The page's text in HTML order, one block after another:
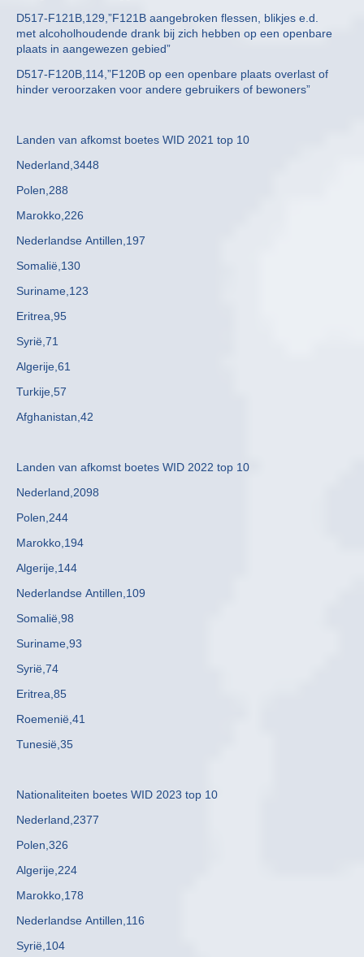
D517-F121B,129,”F121B aangebroken flessen, blikjes e.d.
met alcoholhoudende drank bij zich hebben op een openbare
plaats in aangewezen gebied”
D517-F120B,114,”F120B op een openbare plaats overlast of
hinder veroorzaken voor andere gebruikers of bewoners”
Landen van afkomst boetes WID 2021 top 10
Nederland,3448
Polen,288
Marokko,226
Nederlandse Antillen,197
Somalië,130
Suriname,123
Eritrea,95
Syrië,71
Algerije,61
Turkije,57
Afghanistan,42
Landen van afkomst boetes WID 2022 top 10
Nederland,2098
Polen,244
Marokko,194
Algerije,144
Nederlandse Antillen,109
Somalië,98
Suriname,93
Syrië,74
Eritrea,85
Roemenië,41
Tunesië,35
Nationaliteiten boetes WID 2023 top 10
Nederland,2377
Polen,326
Algerije,224
Marokko,178
Nederlandse Antillen,116
Syrië,104